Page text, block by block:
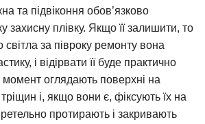
та підвіконня обов’язково
захисну плівку. Якщо її залишити, то
світла за півроку ремонту вона
і відірвати її буде практично
оглядають поверхні на
і, якщо вони є, фіксують їх на
протирають і закривають